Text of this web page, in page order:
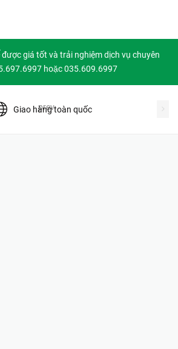
được giá tốt và trải nghiệm dịch vụ chuyên
hoặc 035.609.6997
Giao hàng toàn quốc
prev